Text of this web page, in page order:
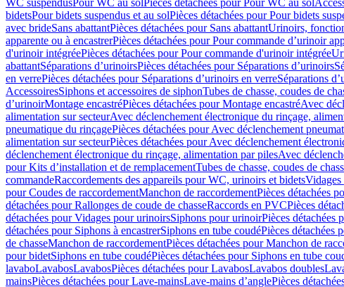
WC suspendusPour WC au solPièces détachées pour Pour WC au sol
bidetsPour bidets suspendus et au solPièces détachées pour Pour bidets
avec brideSans abattantPièces détachées pour Sans abattantUrinoirs,
apparente ou à encastrerPièces détachées pour Pour commande d’urinoir
d'urinoir intégréePièces détachées pour Pour commande d'urinoir intégrée
abattantSéparations d’urinoirsPièces détachées pour Séparations d’urinoirs
en verrePièces détachées pour Séparations d’urinoirs en verreSéparations
AccessoiresSiphons et accessoires de siphonTubes de chasse, coudes de
dʼurinoirMontage encastréPièces détachées pour Montage encastréAvec
alimentation sur secteurAvec déclenchement électronique du rinçage,
pneumatique du rinçagePièces détachées pour Avec déclenchement
alimentation sur secteurPièces détachées pour Avec déclenchement
déclenchement électronique du rinçage, alimentation par pilesAvec
pour Kits d’installation et de remplacementTubes de chasse, coudes de
commandeRaccordements des appareils pour WC, urinoirs et bidets
pour Coudes de raccordementManchon de raccordementPièces détachées
détachées pour Rallonges de coude de chasseRaccords en PVCPièces
détachées pour Vidages pour urinoirsSiphons pour urinoirPièces détachées
détachées pour Siphons à encastrerSiphons en tube coudéPièces détachées
de chasseManchon de raccordementPièces détachées pour Manchon de
pour bidetSiphons en tube coudéPièces détachées pour Siphons en tube
lavaboLavabosLavabosPièces détachées pour LavabosLavabos doubles
mainsPièces détachées pour Lave-mainsLave-mains d’anglePièces